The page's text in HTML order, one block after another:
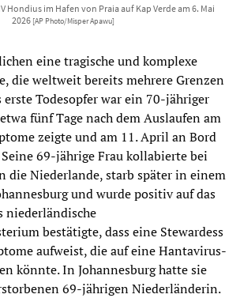
Hondius im Hafen von Praia auf Kap Verde am 6. Mai
2026 [AP Photo/Misper Apawu]
eine tragische und komplexe
die weltweit bereits mehrere Grenzen
erste Todesopfer war ein 70-jähriger
fünf Tage nach dem Auslaufen am
zeigte und am 11. April an Bord
Seine 69-jährige Frau kollabierte bei
die Niederlande, starb später in einem
und wurde positiv auf das
niederländische
bestätigte, dass eine Stewardess
aufweist, die auf eine Hantavirus-
könnte. In Johannesburg hatte sie
69-jährigen Niederländerin.